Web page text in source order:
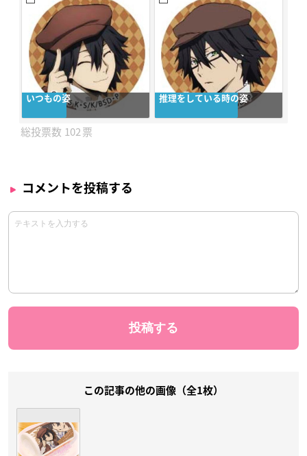
いつもの姿 推理をしている時の姿
102
コメントを投稿する
この記事の他の画像（全1枚）